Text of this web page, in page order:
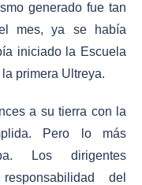
generado fue tan
mes, ya se había
iniciado la Escuela
primera Ultreya.
a su tierra con la
Pero lo más
Los dirigentes
del